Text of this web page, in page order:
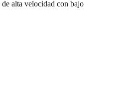
alta velocidad con bajo